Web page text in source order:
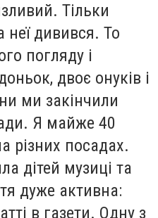
Тільки
неї дивився. То
погляду і
двоє онуків і
ми закінчили
Я майже 40
різних посадах.
дітей музиці та
дуже активна:
в газети. Одну з